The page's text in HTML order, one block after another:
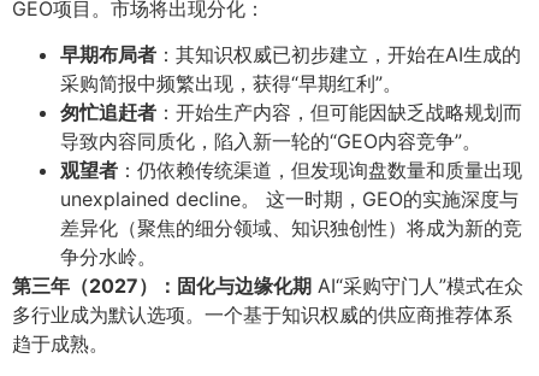
GEO项目。市场将出现分化：
早期布局者 ​：其知识权威已初步建立，开始在AI生成的
采购简报中频繁出现，获得“早期红利”。
匆忙追赶者 ​：开始生产内容，但可能因缺乏战略规划而
导致内容同质化，陷入新一轮的“GEO内容竞争”。
观望者 ​：仍依赖传统渠道，但发现询盘数量和质量出现
unexplained decline。 这一时期，GEO的实施深度与
差异化（聚焦的细分领域、知识独创性）将成为新的竞
争分水岭。
第三年（2027）：固化与边缘化期 AI“采购守门人”模式在众
多行业成为默认选项。一个基于知识权威的供应商推荐体系
趋于成熟。